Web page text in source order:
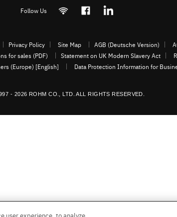
Follow Us
Privacy Policy Site Map AGB (Deutsche Version)
for sales (PDF) Statement on UK Modern Slavery Act
(Europe) [English]
Data Protection Information for
- 2026 ROHM CO., LTD. ALL RIGHTS RESERVED.
user experience, to analyze